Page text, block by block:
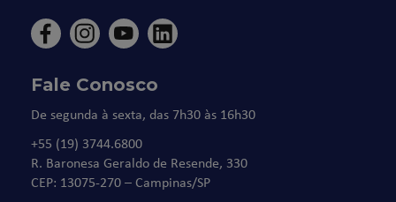
Fale Conosco
De segunda à sexta, das 7h30 às 16h30
+55 (19) 3744.6800
R. Baronesa Geraldo de Resende, 330
CEP: 13075-270 – Campinas/SP